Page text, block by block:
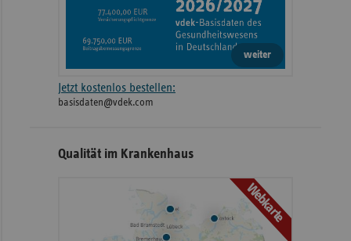
weiter
Jetzt kostenlos bestellen:
basisdaten@vdek.com
Qualität im Krankenhaus
Webkarte